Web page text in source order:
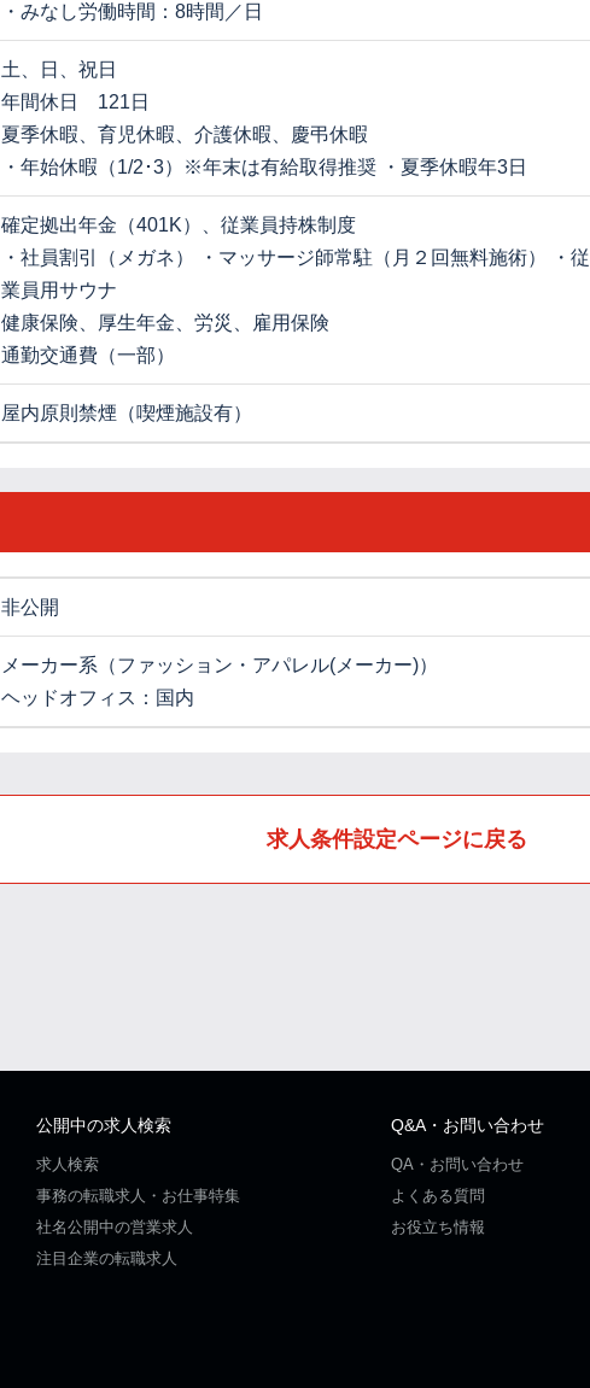
・みなし労働時間：8時間／日
土、日、祝日
年間休日 121日
夏季休暇、育児休暇、介護休暇、慶弔休暇
・年始休暇（1/2･3）※年末は有給取得推奨 ・夏季休暇年3日
確定拠出年金（401K）、従業員持株制度
・社員割引（メガネ） ・マッサージ師常駐（月２回無料施術） ・従
業員用サウナ
健康保険、厚生年金、労災、雇用保険
通勤交通費（一部）
屋内原則禁煙（喫煙施設有）
非公開
メーカー系（ファッション・アパレル(メーカー)）
ヘッドオフィス：国内
求人条件設定ページに戻る
公開中の求人検索
求人検索
事務の転職求人・お仕事特集
社名公開中の営業求人
注目企業の転職求人
Q&A・お問い合わせ
QA・お問い合わせ
よくある質問
お役立ち情報